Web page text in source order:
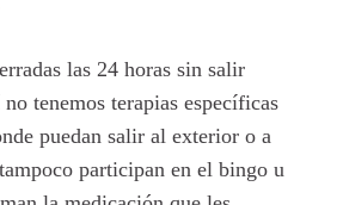
las 24 horas sin salir
tenemos terapias específicas
puedan salir al exterior o a
participan en el bingo u